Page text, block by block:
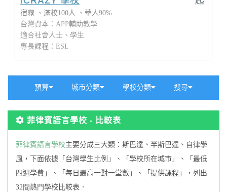
宿霧 滿校100人
華人90%
台灣資本：APP輔助教學
適合社會人士、學生
專長課程：ESL
預算 城市分類 學校分類 搜尋
菲律賓語言學校 - 比較表
菲律賓語言學校主要分成三大類：斯巴達、半斯巴達、自律學
風，下面依據「台灣學生比例」、「學校所在城市」、「最低
四週學費」、「每日最高一對一堂數」、「提供課程」，列出
32間熱門學校比較表．